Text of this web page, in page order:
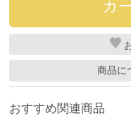
商品に
おすすめ関連商品